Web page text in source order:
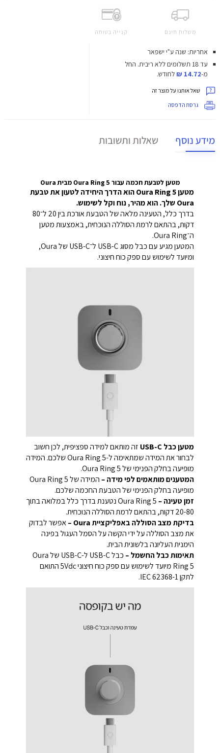
משלוח חינם קנייה בטוחה
אחריות: שנה ע"י ישפאר
עד 18 תשלומים ללא ריבית.
החל
מ-14.72 ₪ לחודש.
שאל אותנו על מוצר זה
גרסת הדפסה
מידע נוסף שאלות ותשובות
מטען לטבעת חכמה עבור Oura Ring 5 מבית Oura
מטען Oura Ring 5 הוא הדרך היחידה לטעון את טבעת
Oura שלך. הוא מהיר, נוח וקל לשימוש.
בדרך כלל, הטעינה מלאה של הטבעת אורכת בין 20 ל־80
דקות, בהתאם לרמת הסוללה הנוכחית, באמצעות מטען
ה־Oura Ring.
המטען מגיע עם כבל מסוג USB-C ל־USB-C של Oura,
ומיועד לשימוש עם ספק כוח חיצוני.
מטען כבל USB-C
זה מותאם למידה ספציפית, לכן חשוב
לבחור את המידה שמתאימה ל-Oura Ring 5 שלכם. המידה
מופיעה בחלק הפנימי של Oura Ring 5.
המטענים מותאמים לפי מידה –
המידה של Oura Ring 5
מופיעה בחלק הפנימי של הטבעת החכמה שלכם.
זמן טעינה –
Oura Ring 5 נטענת בדרך כלל במלואה בתוך
20-80 דקות, בהתאם לרמת הסוללה הנוכחית.
בדיקת מצב הסוללה באפליקציית Oura –
אפשר לבדוק
את מצב הסוללה על ידי הקשה על הסמל העגול בפינה
הימנית העליונה בלשונית הבית.
תאימות כבל החשמל –
כבל USB-C ל-USB-C של Oura
Ring 5 מיועד לשימוש עם ספק כוח חיצוני ‎5Vdc‎ התואם
לתקן IEC 62368-1.